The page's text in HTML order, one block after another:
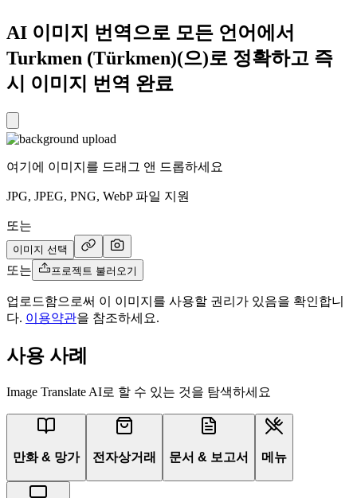
AI 이미지 번역으로 모든 언어에서
Turkmen (Türkmen)(으)로 정확하고 즉
시 이미지 번역 완료
여기에 이미지를 드래그 앤 드롭하세요
JPG, JPEG, PNG, WebP 파일 지원
또는
이미지 선택
또는 프로젝트 불러오기
업로드함으로써 이 이미지를 사용할 권리가 있음을 확인합니
다. 이용약관을 참조하세요.
사용 사례
Image Translate AI로 할 수 있는 것을 탐색하세요
만화 & 망가 전자상거래 문서 & 보고서 메뉴